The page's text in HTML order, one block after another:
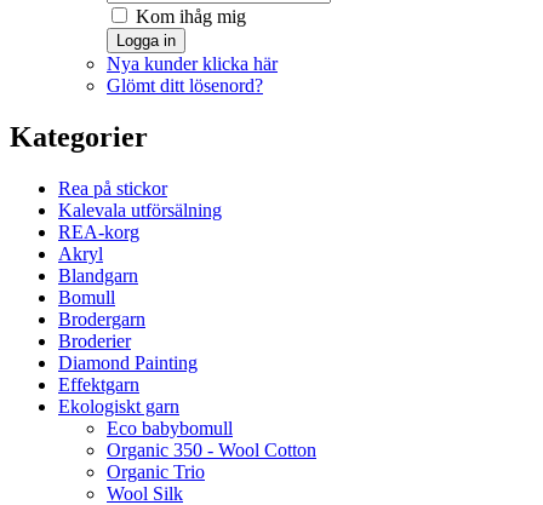
Kom ihåg mig
Logga in
Nya kunder klicka här
Glömt ditt lösenord?
Kategorier
Rea på stickor
Kalevala utförsälning
REA-korg
Akryl
Blandgarn
Bomull
Brodergarn
Broderier
Diamond Painting
Effektgarn
Ekologiskt garn
Eco babybomull
Organic 350 - Wool Cotton
Organic Trio
Wool Silk